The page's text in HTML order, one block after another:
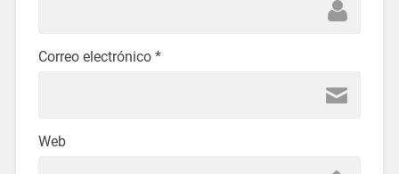
Correo electrónico *
Web